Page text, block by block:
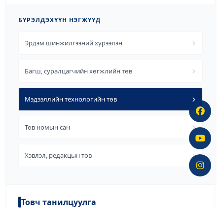
БҮРЭЛДЭХҮҮН НЭГЖҮҮД
Эрдэм шинжилгээний хүрээлэн
Багш, суралцагчийн хөгжлийн төв
Мэдээллийн технологийн төв
Төв номын сан
Хэвлэл, редакцын төв
Товч танилцуулга